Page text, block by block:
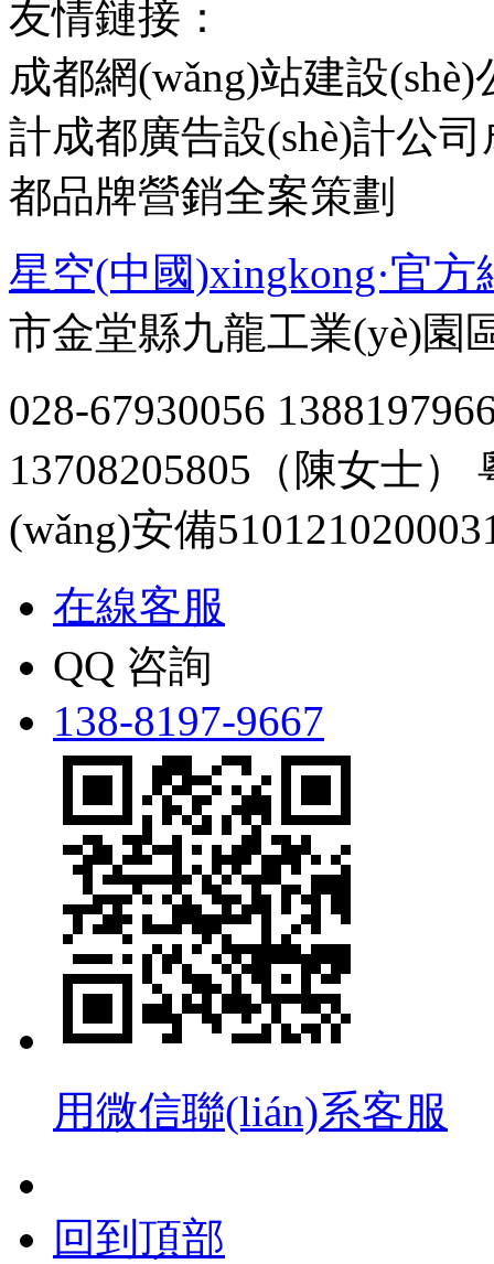
友情鏈接：
成都網(wǎng)站建設
計成都廣告設(shè)計公
都品牌營銷全案策劃
星空(中國)xingkong·官方
市金堂縣九龍工業(yè)園
028-67930056
13708205805（陳女士）
(wǎng)安備
在線客服
QQ 咨詢
138-8197-9667
用微信聯(lián)系客服
回到頂部